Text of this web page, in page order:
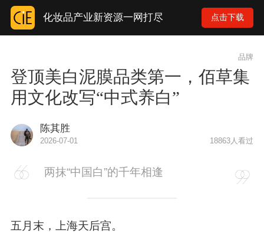
化妆品产业新资源一网打尽 点击下载
品牌
登顶美白泥膜品类第一，佰草集
用文化改写“中式养白”
陈其胜
2026-07-01 18863人看过
两抹“中国白”的千年相逢
五月末，上海天后宫。